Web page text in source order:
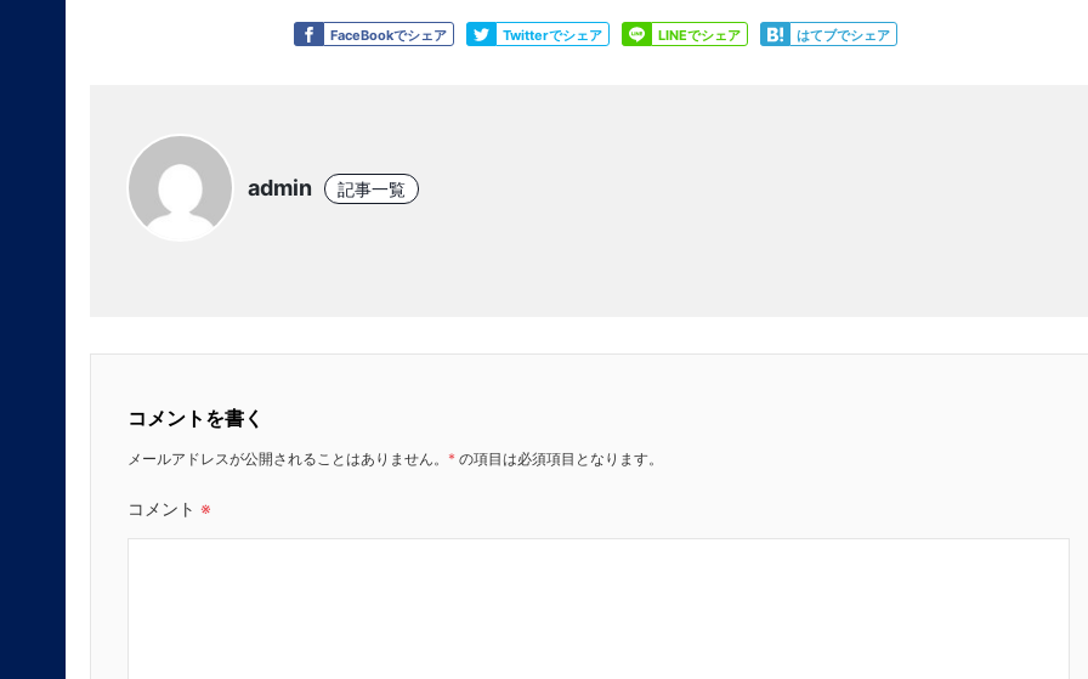
FaceBookでシェア
Like Twitterでシェア
Tweet LINEでシェア
Share はてブでシェア
Share
admin 記事一覧
コメントを書く
メールアドレスが公開されることはありません。 * の項目は必須項目となります。
コメント ※